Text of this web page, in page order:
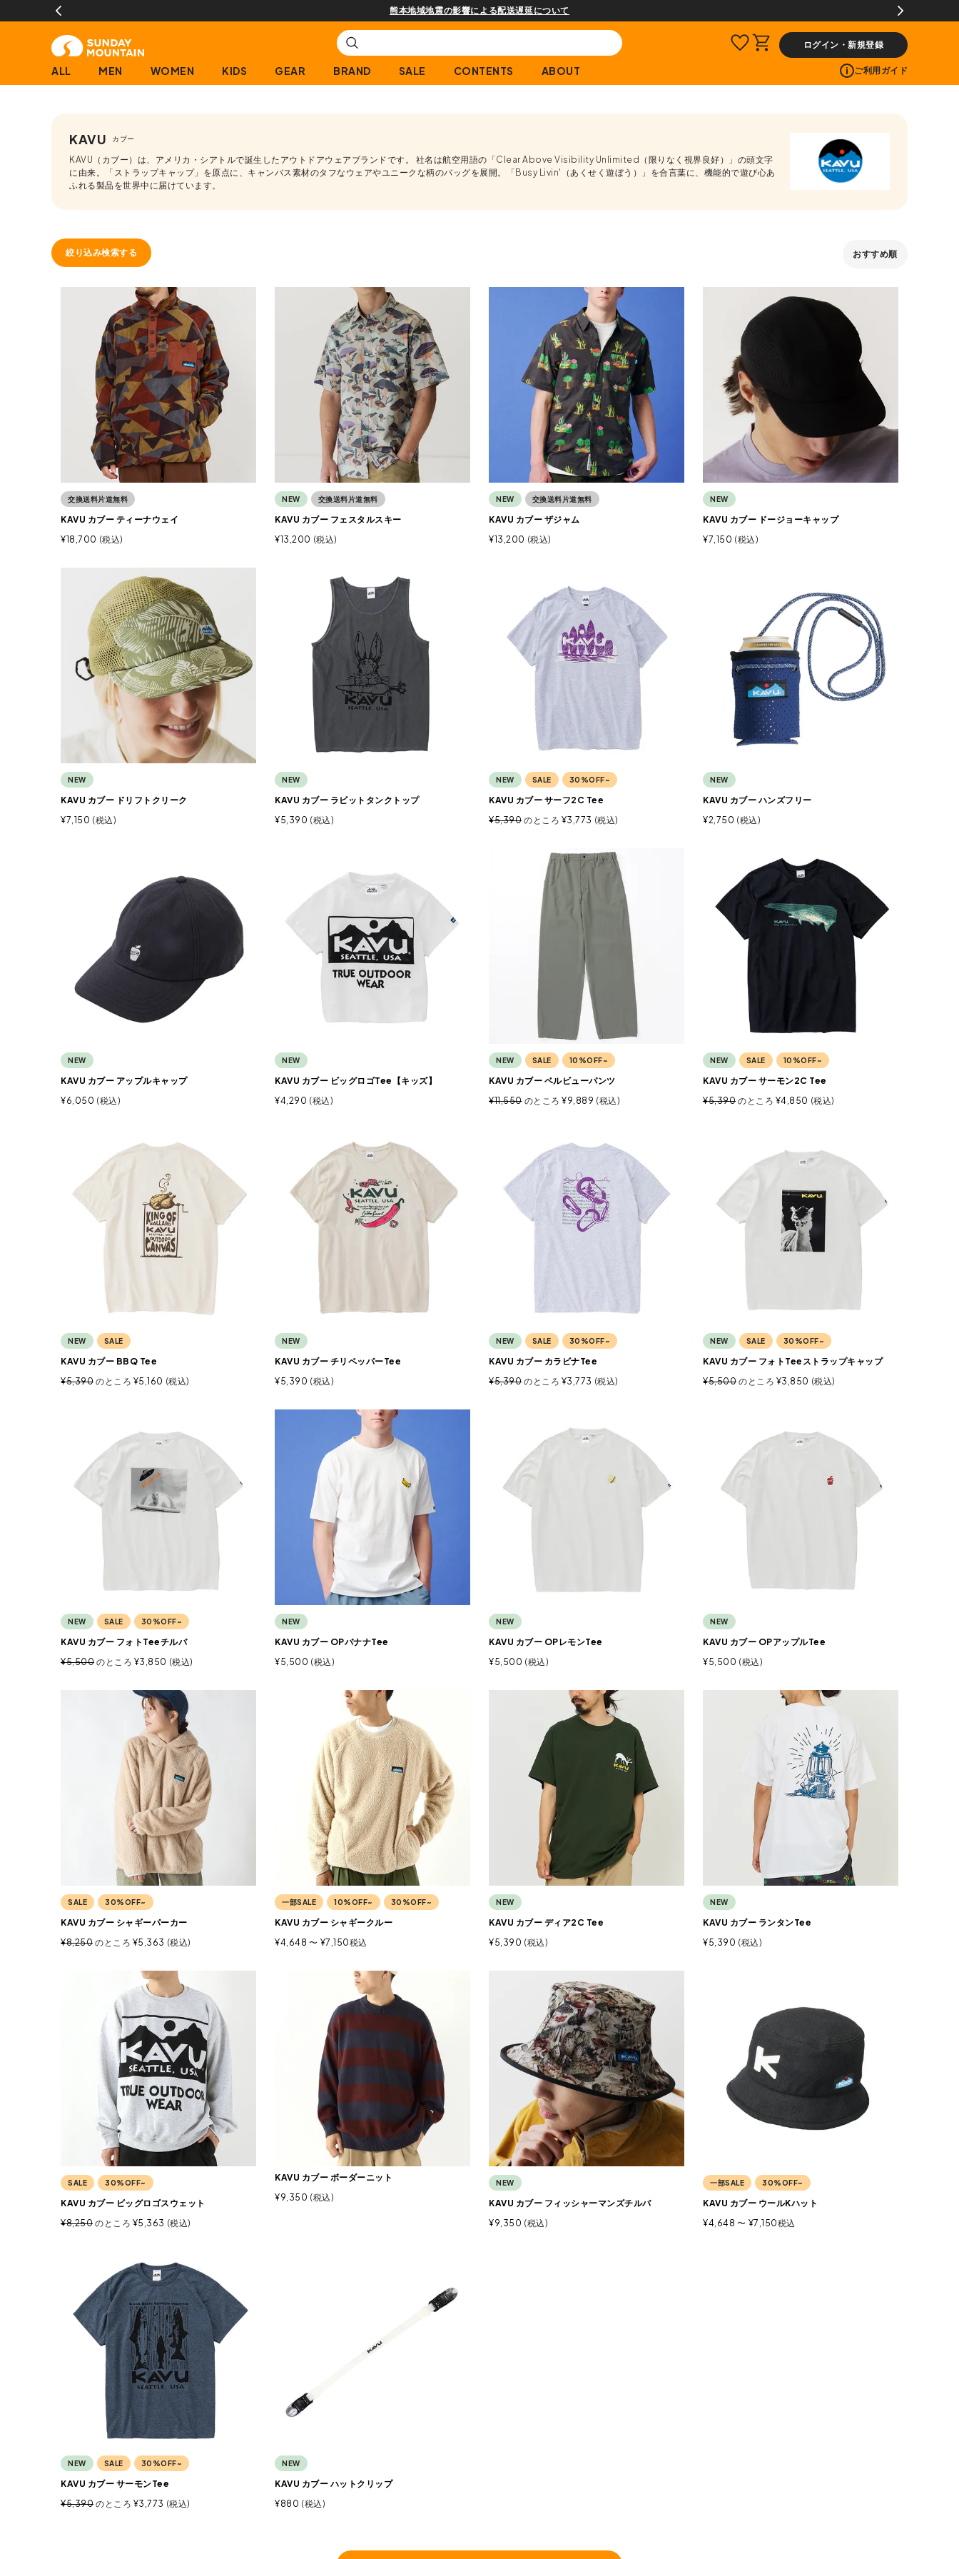
熊本地域地震の影響による配送遅延について
ログイン・新規登録
ALL MEN WOMEN KIDS GEAR BRAND SALE CONTENTS ABOUT ご利用ガイド
KAVU カブー
KAVU（カブー）は、アメリカ・シアトルで誕生したアウトドアウェアブランドです。 社名は航空用語の「Clear Above Visibility Unlimited（限りなく視界良好）」の頭文字
に由来。「ストラップキャップ」を原点に、キャンバス素材のタフなウェアやユニークな柄のバッグを展開。「Busy Livin'（あくせく遊ぼう）」を合言葉に、機能的で遊び心あ
ふれる製品を世界中に届けています。
絞り込み検索する おすすめ順
交換送料片道無料
KAVU カブー ティーナウェイ
¥18,700 税込
NEW 交換送料片道無料
KAVU カブー フェスタルスキー
¥13,200 税込
NEW 交換送料片道無料
KAVU カブー ザジャム
¥13,200 税込
NEW
KAVU カブー ドージョーキャップ
¥7,150 税込
NEW
KAVU カブー ドリフトクリーク
¥7,150 税込
NEW
KAVU カブー ラビットタンクトップ
¥5,390 税込
NEW SALE 30%OFF~
KAVU カブー サーフ2C Tee
¥5,390 のところ ¥3,773 税込
NEW
KAVU カブー ハンズフリー
¥2,750 税込
NEW
KAVU カブー アップルキャップ
¥6,050 税込
NEW
KAVU カブー ビッグロゴTee【キッズ】
¥4,290 税込
NEW SALE 10%OFF~
KAVU カブー ベルビューパンツ
¥11,550 のところ ¥9,889 税込
NEW SALE 10%OFF~
KAVU カブー サーモン2C Tee
¥5,390 のところ ¥4,850 税込
NEW SALE
KAVU カブー BBQ Tee
¥5,390 のところ ¥5,160 税込
NEW
KAVU カブー チリペッパーTee
¥5,390 税込
NEW SALE 30%OFF~
KAVU カブー カラビナTee
¥5,390 のところ ¥3,773 税込
NEW SALE 30%OFF~
KAVU カブー フォトTeeストラップキャップ
¥5,500 のところ ¥3,850 税込
NEW SALE 30%OFF~
KAVU カブー フォトTeeチルバ
¥5,500 のところ ¥3,850 税込
NEW
KAVU カブー OPバナナTee
¥5,500 税込
NEW
KAVU カブー OPレモンTee
¥5,500 税込
NEW
KAVU カブー OPアップルTee
¥5,500 税込
SALE 30%OFF~
KAVU カブー シャギーパーカー
¥8,250 のところ ¥5,363 税込
一部SALE 10%OFF~ 30%OFF~
KAVU カブー シャギークルー
¥4,648 〜 ¥7,150税込
NEW
KAVU カブー ディア2C Tee
¥5,390 税込
NEW
KAVU カブー ランタンTee
¥5,390 税込
SALE 30%OFF~
KAVU カブー ビッグロゴスウェット
¥8,250 のところ ¥5,363 税込
KAVU カブー ボーダーニット
¥9,350 税込
NEW
KAVU カブー フィッシャーマンズチルバ
¥9,350 税込
一部SALE 30%OFF~
KAVU カブー ウールKハット
¥4,648 〜 ¥7,150税込
NEW SALE 30%OFF~
KAVU カブー サーモンTee
¥5,390 のところ ¥3,773 税込
NEW
KAVU カブー ハットクリップ
¥880 税込